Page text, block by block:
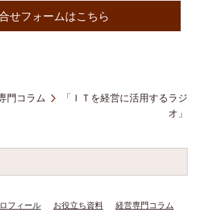
せフォームはこちら
門コラム
「ＩＴを経営に活用するラジ
オ」
フィール お役立ち資料
経営専門コラム